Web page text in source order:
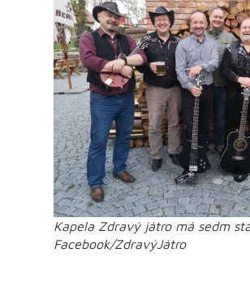
Kapela Zdravý játro má sedm
Facebook/ZdravýJátro